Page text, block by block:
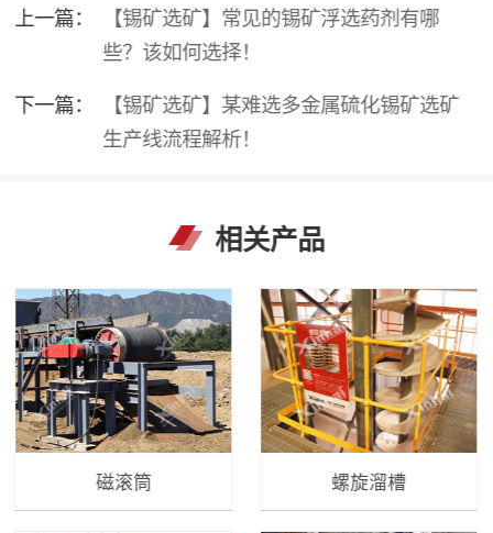
上一篇：
【锡矿选矿】常见的锡矿浮选药剂有哪
些？该如何选择！
下一篇：
【锡矿选矿】某难选多金属硫化锡矿选矿
生产线流程解析！
相关产品
磁滚筒 螺旋溜槽